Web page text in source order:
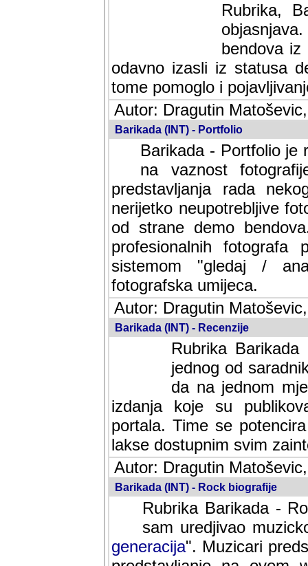
Rubrika,
bendova
odavno izasli iz statusa
tome pomoglo i
Autor: Dragutin
Barikada (INT) - Portfolio
Barikada - Portfolio je
na vaznost
predstavljanja rada
nerijetko neupotrebljive
od strane demo
profesionalnih fotografa
sistemom "gledaj /
fotografska umijeca.
Autor: Dragutin
Barikada (INT) - Recenzije
Rubrika
jednog od
da na jednom
izdanja koje su
portala. Time se
lakse dostupnim svim
Autor: Dragutin
Barikada (INT) - Rock biografije
Rubrika Barikada -
sam uredjivao
generacija". Muzicari